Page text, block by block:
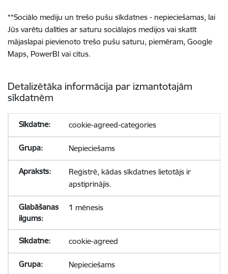
**Sociālo mediju un trešo pušu sīkdatnes - nepieciešamas, lai
Jūs varētu dalīties ar saturu sociālajos medijos vai skatīt
mājaslapai pievienoto trešo pušu saturu, piemēram, Google
Maps, PowerBI vai citus.
Detalizētāka informācija par izmantotajām
sīkdatnēm
cookie-agreed-categories
Nepieciešams
Reģistrē, kādas sīkdatnes lietotājs ir
apstiprinājis.
1 mēnesis
cookie-agreed
Nepieciešams